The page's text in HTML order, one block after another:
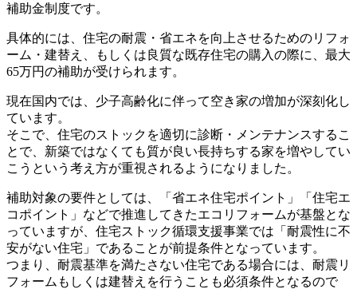
補助金制度です。
具体的には、住宅の耐震・省エネを向上させるためのリフォ
ーム・建替え、もしくは良質な既存住宅の購入の際に、最大
65万円の補助が受けられます。
現在国内では、少子高齢化に伴って空き家の増加が深刻化し
ています。
そこで、住宅のストックを適切に診断・メンテナンスするこ
とで、新築ではなくても質が良い長持ちする家を増やしてい
こうという考え方が重視されるようになりました。
補助対象の要件としては、「省エネ住宅ポイント」「住宅エ
コポイント」などで推進してきたエコリフォームが基盤とな
っていますが、住宅ストック循環支援事業では「耐震性に不
安がない住宅」であることが前提条件となっています。
つまり、耐震基準を満たさない住宅である場合には、耐震リ
フォームもしくは建替えを行うことも必須条件となるので